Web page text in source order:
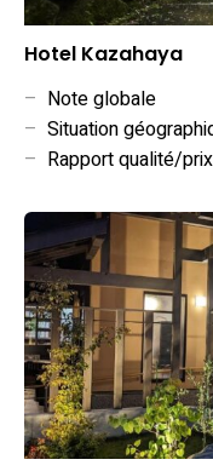
Hotel Kazahaya
– Note globale
– Situation
– Rapport qualité/prix